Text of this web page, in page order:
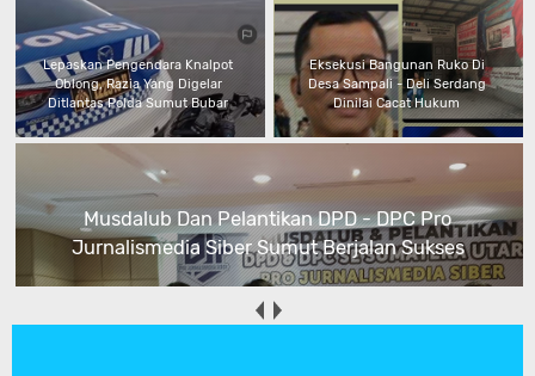
Lepaskan Pengendara Knalpot
Oblong, Razia Yang Digelar
Ditlantas Polda Sumut Bubar
Eksekusi Bangunan Ruko Di
Desa Sampali - Deli Serdang
Dinilai Cacat Hukum
Musdalub Dan Pelantikan DPD - DPC Pro
Jurnalismedia Siber Sumut Berjalan Sukses